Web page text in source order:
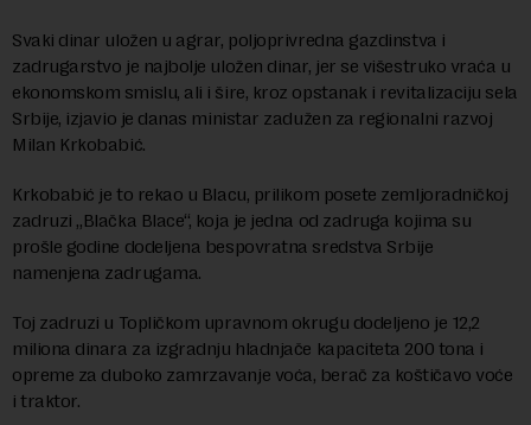
Svaki dinar uložen u agrar, poljoprivredna gazdinstva i
zadrugarstvo je najbolje uložen dinar, jer se višestruko vraća u
ekonomskom smislu, ali i šire, kroz opstanak i revitalizaciju sela
Srbije, izjavio je danas ministar zadužen za regionalni razvoj
Milan Krkobabić.
Krkobabić je to rekao u Blacu, prilikom posete zemljoradničkoj
zadruzi „Blačka Blace“, koja je jedna od zadruga kojima su
prošle godine dodeljena bespovratna sredstva Srbije
namenjena zadrugama.
Toj zadruzi u Topličkom upravnom okrugu dodeljeno je 12,2
miliona dinara za izgradnju hladnjače kapaciteta 200 tona i
opreme za duboko zamrzavanje voća, berač za koštičavo voće
i traktor.